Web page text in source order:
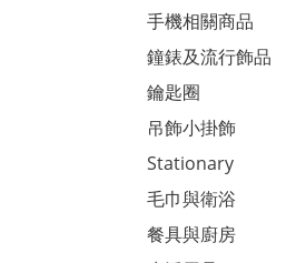
手機相關商品
鐘錶及流行飾品
鑰匙圈
吊飾小掛飾
Stationary
毛巾與衛浴
餐具與廚房